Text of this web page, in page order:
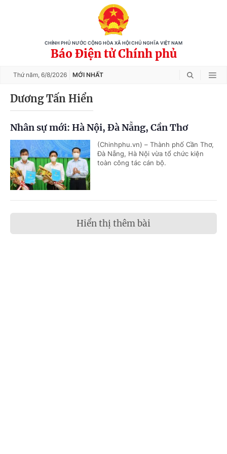
CHÍNH PHỦ NƯỚC CỘNG HÒA XÃ HỘI CHỦ NGHĨA VIỆT NAM
Báo Điện tử Chính phủ
Thứ năm, 6/8/2026 MỚI NHẤT
Dương Tấn Hiển
Nhân sự mới: Hà Nội, Đà Nẵng, Cần Thơ
(Chinhphu.vn) – Thành phố Cần Thơ,
Đà Nẵng, Hà Nội vừa tổ chức kiện
toàn công tác cán bộ.
Hiển thị thêm bài